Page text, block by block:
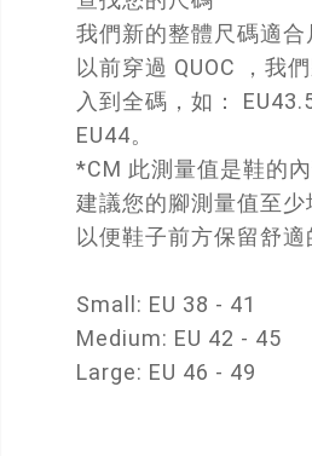
我們新的整體尺碼適合
以前穿過 QUOC ，我
入到全碼，如：
EU44。
*CM 此測量值是鞋的
建議您的腳測量值至少
以便鞋子前方保留舒適
Small: EU 38 - 41
Medium: EU 42 - 45
Large: EU 46 - 49